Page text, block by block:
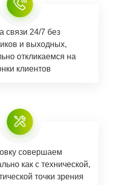
связи 24/7 без
и выходных,
откликаемся на
клиентов
совершаем
как с технической,
точки зрения